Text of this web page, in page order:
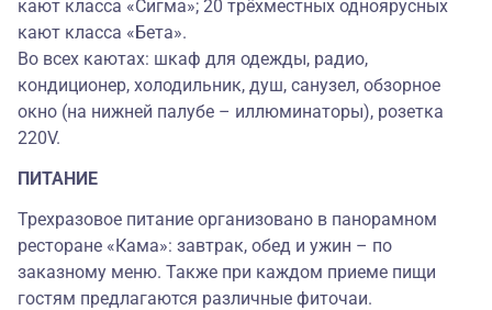
кают класса «Сигма»; 20 трёхместных одноярусных
кают класса «Бета».
Во всех каютах: шкаф для одежды, радио,
кондиционер, холодильник, душ, санузел, обзорное
окно (на нижней палубе – иллюминаторы), розетка
220V.
ПИТАНИЕ
Трехразовое питание организовано в панорамном
ресторане «Кама»: завтрак, обед и ужин – по
заказному меню. Также при каждом приеме пищи
гостям предлагаются различные фиточаи.